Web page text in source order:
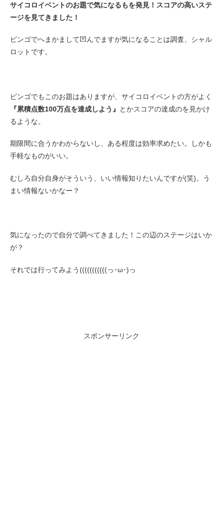
サイコロイベントのお題で気になるもを発見！スコアの高いステ
ージを見てきました！
ビンゴでへまかまして凹んでますが気になることは調査、シャル
ロットです。
ビンゴでもこのお題はありますが、サイコロイベントの方がよく
『累積点数100万点を達成しよう』
とかスコアの達成のを見かけ
るような。
期限間に合うかわからないし、ある程度は効率求めたい。しかも
手軽なものがいい。
むしろ自分自身がそういう、いい情報知りたいんですが(笑)。う
まい情報ないかなー？
気になったので自分で調べてきました！この辺のステージはいか
が？
それでは行ってみよう(((((((((((っ･ω･)っ
スポンサーリンク